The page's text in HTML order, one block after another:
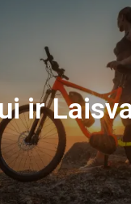
ir